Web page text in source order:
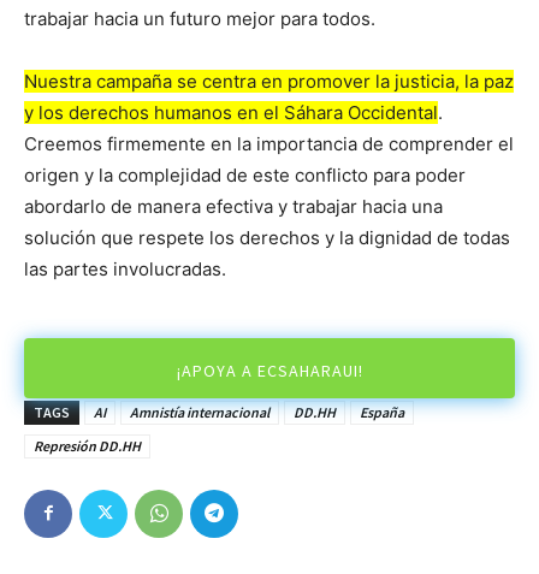
trabajar hacia un futuro mejor para todos.
Nuestra campaña se centra en promover la justicia, la paz
y los derechos humanos en el Sáhara Occidental.
Creemos firmemente en la importancia de comprender el
origen y la complejidad de este conflicto para poder
abordarlo de manera efectiva y trabajar hacia una
solución que respete los derechos y la dignidad de todas
las partes involucradas.
¡APOYA A ECSAHARAUI!
TAGS AI Amnistía internacional DD.HH
España
Represión DD.HH